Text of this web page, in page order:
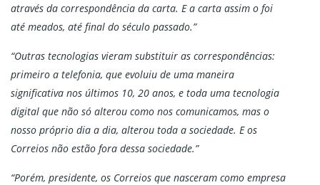
através da correspondência da carta. E a carta assim o foi
até meados, até final do século passado.”
“Outras tecnologias vieram substituir as correspondências:
primeiro a telefonia, que evoluiu de uma maneira
significativa nos últimos 10, 20 anos, e toda uma tecnologia
digital que não só alterou como nos comunicamos, mas o
nosso próprio dia a dia, alterou toda a sociedade. E os
Correios não estão fora dessa sociedade.”
“Porém, presidente, os Correios que nasceram como empresa